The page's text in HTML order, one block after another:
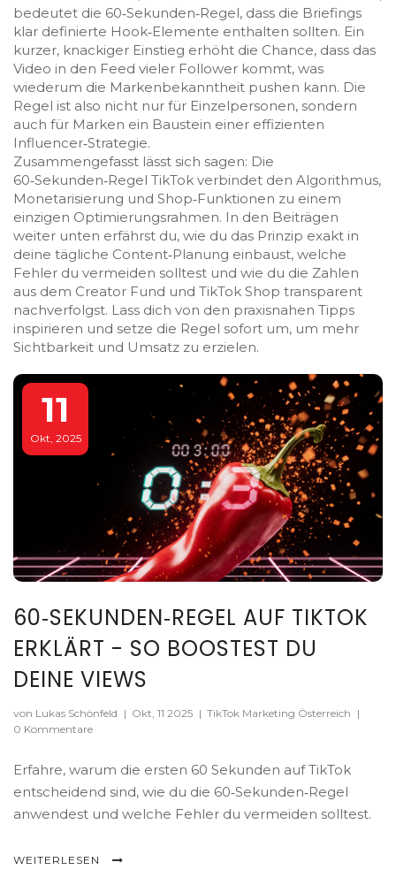
bedeutet die 60‑Sekunden‑Regel, dass die Briefings
klar definierte Hook‑Elemente enthalten sollten. Ein
kurzer, knackiger Einstieg erhöht die Chance, dass das
Video in den Feed vieler Follower kommt, was
wiederum die Markenbekanntheit pushen kann. Die
Regel ist also nicht nur für Einzelpersonen, sondern
auch für Marken ein Baustein einer effizienten
Influencer‑Strategie.
Zusammengefasst lässt sich sagen: Die
60‑Sekunden‑Regel TikTok verbindet den Algorithmus,
Monetarisierung und Shop‑Funktionen zu einem
einzigen Optimierungsrahmen. In den Beiträgen
weiter unten erfährst du, wie du das Prinzip exakt in
deine tägliche Content‑Planung einbaust, welche
Fehler du vermeiden solltest und wie du die Zahlen
aus dem Creator Fund und TikTok Shop transparent
nachverfolgst. Lass dich von den praxisnahen Tipps
inspirieren und setze die Regel sofort um, um mehr
Sichtbarkeit und Umsatz zu erzielen.
11
Okt, 2025
60‑SEKUNDEN‑REGEL AUF TIKTOK
ERKLÄRT - SO BOOSTEST DU
DEINE VIEWS
von Lukas Schönfeld | Okt, 11 2025 | TikTok Marketing Österreich |
0 Kommentare
Erfahre, warum die ersten 60 Sekunden auf TikTok
entscheidend sind, wie du die 60‑Sekunden‑Regel
anwendest und welche Fehler du vermeiden solltest.
WEITERLESEN